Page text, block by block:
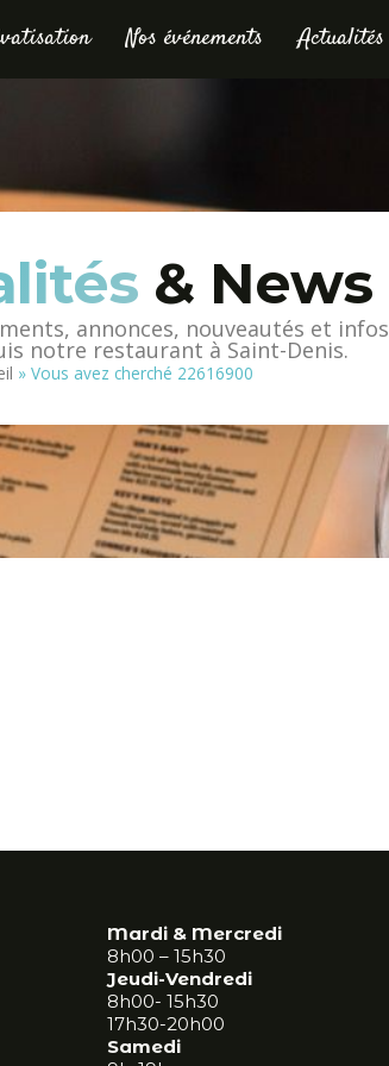
Nos événements Actualités
& News
annonces, nouveautés et infos
notre restaurant à Saint-Denis.
» Vous avez cherché 22616900
Mardi & Mercredi
8h00 – 15h30
Jeudi-Vendredi
8h00- 15h30
17h30-20h00
Samedi